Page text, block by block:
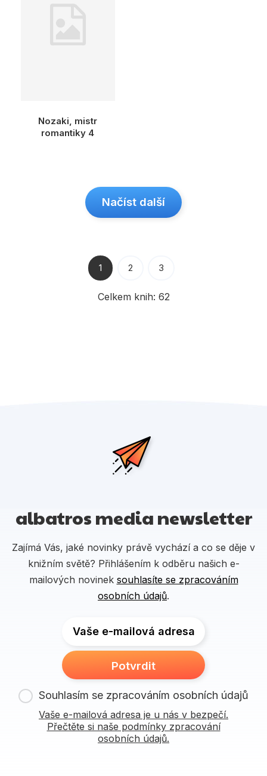
Nozaki, mistr
romantiky 4
Načíst další
Celkem knih: 62
1 2 3
albatros media newsletter
Zajímá Vás, jaké novinky právě vychází a co se děje v
knižním světě? Přihlášením k odběru našich e-
mailových novinek souhlasíte se zpracováním
osobních údajů.
Vaše e-mailová adresa
Potvrdit
Souhlasím se zpracováním osobních údajů
Vaše e-mailová adresa je u nás v bezpečí.
Přečtěte si naše podmínky zpracování
osobních údajů.